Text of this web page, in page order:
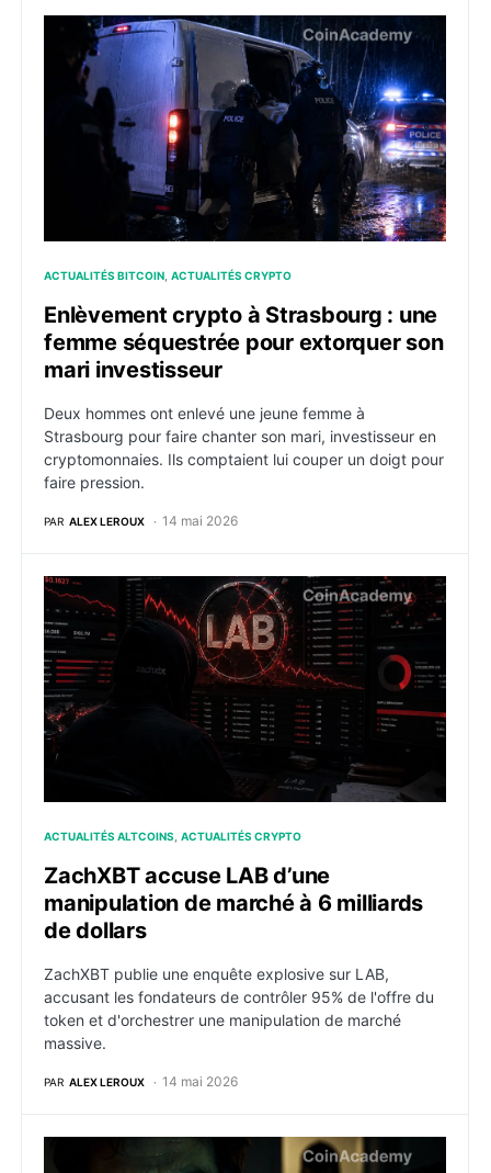
Enlèvement crypto à Strasbourg : une femme
ACTUALITÉS BITCOIN ACTUALITÉS CRYPTO
Enlèvement crypto à Strasbourg : une
femme séquestrée pour extorquer son
mari investisseur
Deux hommes ont enlevé une jeune femme à
Strasbourg pour faire chanter son mari, investisseur en
cryptomonnaies. Ils comptaient lui couper un doigt pour
faire pression.
PAR ALEX LEROUX 14 mai 2026
ZachXBT accuse LAB d’une manipulation de marché
ACTUALITÉS ALTCOINS ACTUALITÉS CRYPTO
ZachXBT accuse LAB d’une
manipulation de marché à 6 milliards
de dollars
ZachXBT publie une enquête explosive sur LAB,
accusant les fondateurs de contrôler 95% de l'offre du
token et d'orchestrer une manipulation de marché
massive.
PAR ALEX LEROUX 14 mai 2026
Crypto-rapts : 5 interpellations dans le Bas-Rhin